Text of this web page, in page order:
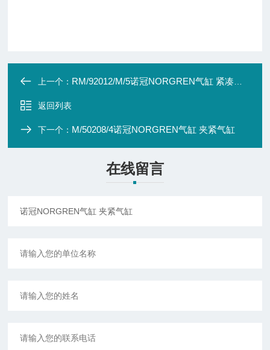
上一个： RM/92012/M/5诺冠NORGREN气缸 紧凑型气缸
返回列表
下一个： M/50208/4诺冠NORGREN气缸 夹紧气缸
在线留言